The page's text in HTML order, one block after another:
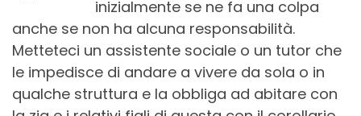
inizialmente se ne fa una colpa
anche se non ha alcuna responsabilità.
Metteteci un assistente sociale o un tutor che
le impedisce di andare a vivere da sola o in
qualche struttura e la obbliga ad abitare con